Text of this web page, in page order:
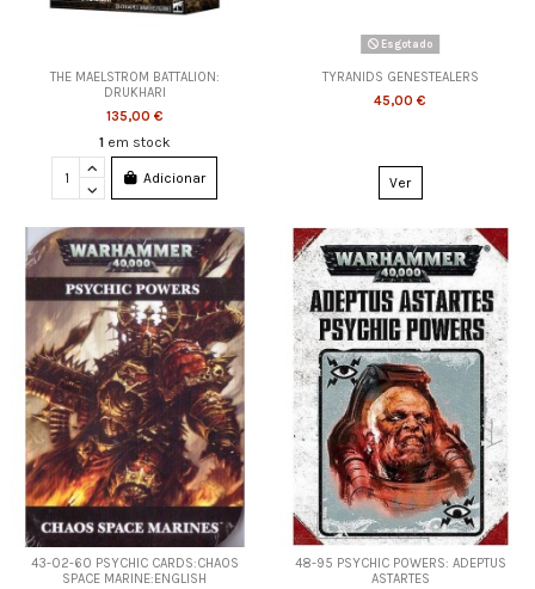
THE MAELSTROM BATTALION:
DRUKHARI
135,00 €
1 em stock
Adicionar
Esgotado
TYRANIDS GENESTEALERS
45,00 €
Ver
43-02-60 PSYCHIC CARDS:CHAOS
SPACE MARINE:ENGLISH
48-95 PSYCHIC POWERS: ADEPTUS
ASTARTES